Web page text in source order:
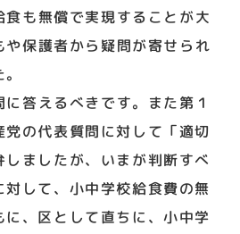
も無償で実現することが大
保護者から疑問が寄せられ
答えるべきです。また第１
の代表質問に対して「適切
ましたが、いまが判断すべ
して、小中学校給食費の無
、区として直ちに、小中学